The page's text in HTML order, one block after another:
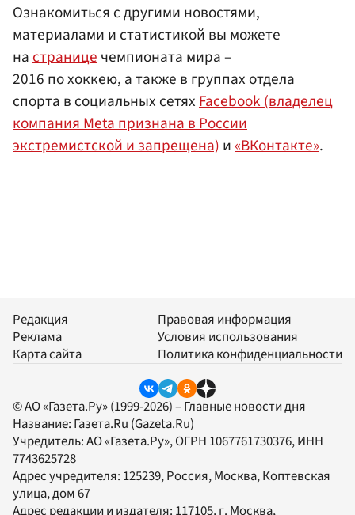
Ознакомиться с другими новостями,
материалами и статистикой вы можете
настраницечемпионата мира –
2016 по хоккею, а также в группах отдела
спорта в социальных сетяхFacebook (владелец
компания Meta признана в России
экстремистской и запрещена)и«ВКонтакте».
Редакция
Реклама
Карта сайта
Правовая информация
Условия использования
Политика конфиденциальности
© АО «Газета.Ру» (1999-2026) – Главные новости дня
Название: Газета.Ru (Gazeta.Ru)
Учредитель:АО «Газета.Ру», ОГРН 1067761730376, ИНН
7743625728
Адрес учредителя: 125239, Россия, Москва, Коптевская
улица, дом 67
Адрес редакции и издателя: 117105, г. Москва,